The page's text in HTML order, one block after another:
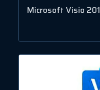
Microsoft Visio